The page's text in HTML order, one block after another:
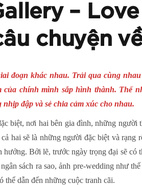
–
chuyện
đoạn khác nhau. Trải qua cùng
chính mình sắp hình thành. Thế
đập và sẻ chia cảm xúc cho nhau.
biệt, nơi hai bên gia đình, những
hai sẽ là những người đặc biệt và
hưởng. Bởi lẽ, trước ngày trọng đại sẽ
sách ra sao, ảnh pre-wedding như
thể dẫn đến những cuộc tranh cãi.